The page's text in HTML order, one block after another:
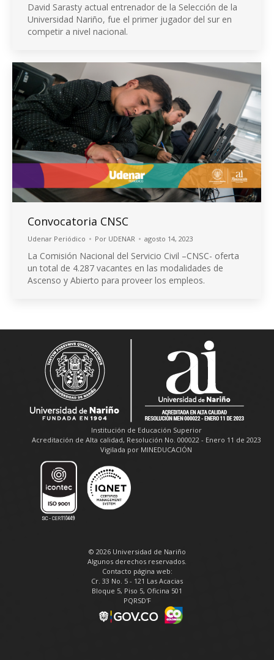
David Sarasty actual entrenador de la Selección de la
Universidad Nariño, fue el primer jugador del sur en
competir a nivel nacional.
Convocatoria CNSC
Udenar Periódico Por UDENAR agosto 14, 2023
La Comisión Nacional del Servicio Civil –CNSC- oferta
un total de 4.287 vacantes en las modalidades de
Ascenso y Abierto para proveer los empleos.
Institución de Educación Superior
Acreditación de Alta calidad, Resolución No. 000022 - Enero 11 de 2023
Vigilada por MINEDUCACIÓN
© 2026 Universidad de Nariño
Algunos derechos reservados.
Contacto página web:
Cr. 33 No. 5 - 121 Las Acacias
Bloque 5, Piso 5, Oficina 501
PQRSD'F